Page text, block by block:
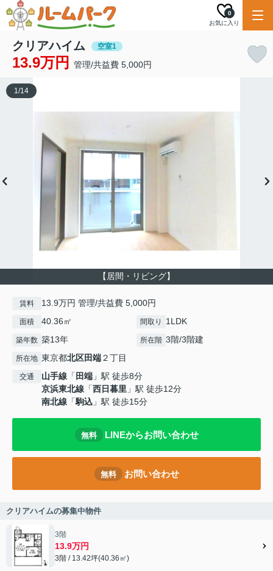
お気に入り
0
クリアハイム 空室1
13.9万円 管理/共益費 5,000円
【居間・リビング】
1/14
賃料 13.9万円 管理/共益費 5,000円
面積 40.36㎡ 間取り 1LDK
築年数 築13年 所在階 3階/3階建
所在地 東京都北区田端２丁目
交通 山手線 「 田端 」駅 徒歩8分
京浜東北線 「西日暮里 」駅 徒歩12分
南北線 「駒込 」駅 徒歩15分
無料 LINEからお問い合わせ
無料 お問い合わせ
クリアハイムの募集中物件
3階
13.9万円
3階 / 13.42坪(40.36㎡)